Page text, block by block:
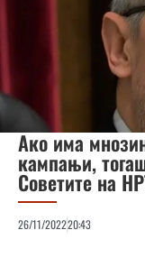
Ако има
кампањи,
Советите на
26/11/202220:43